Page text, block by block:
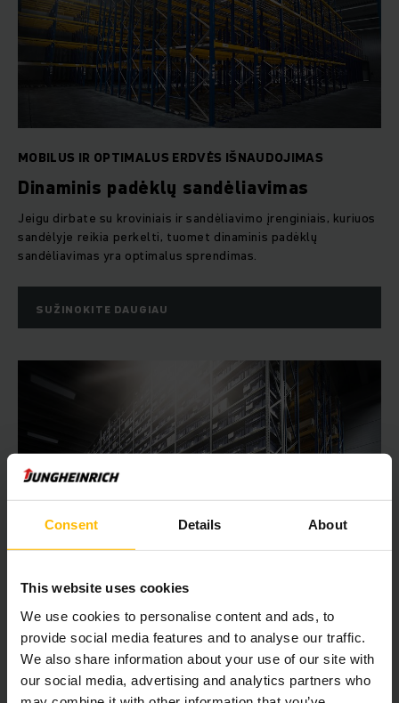
Consent Details About
This website uses cookies
We use cookies to personalise content and ads, to
provide social media features and to analyse our traffic.
We also share information about your use of our site with
our social media, advertising and analytics partners who
MOBILUS IR OPTIMALUS ERDVĖS IŠNAUDOJIMAS
Dinaminis padėklų sandėliavimas
Jeigu dirbate su kroviniais ir sandėliavimo įrenginiais, kuriuos
sandėlyje reikia perkelti, tuomet dinaminis padėklų
sandėliavimas yra optimalus sprendimas.
SUŽINOKITE DAUGIAU
LANKSČIAI IR UNIVERSALIAI PRITAIKOMAS
Statinis smulkių dalių sandėliavimas
„Jungheinrich“ yra pasiruošusi bet kokiam naudojimo atvejui ir
pasiūlys bet kokiai sandėliavimo ir užsakymų rinkimo